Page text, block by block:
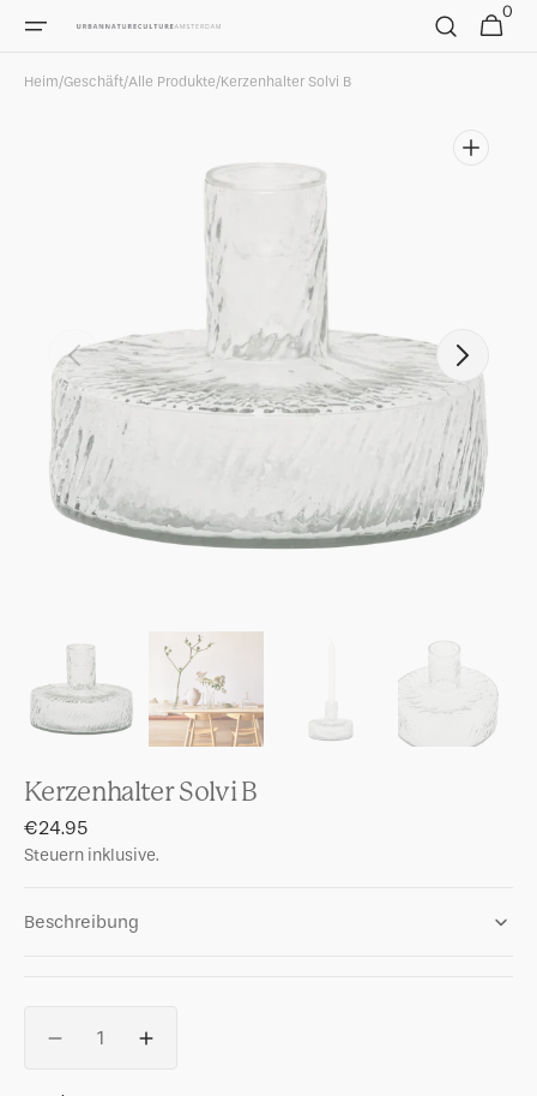
zum
Warenkorb
0
0
Artikel
Heim/Geschäft/Alle Produkte/Kerzenhalter Solvi B
Medien
in
Galerieansicht
Kerzenhalter Solvi B
Normaler
Preis
€24.95
Steuern inklusive.
Beschreibung
VerringereErhöhe